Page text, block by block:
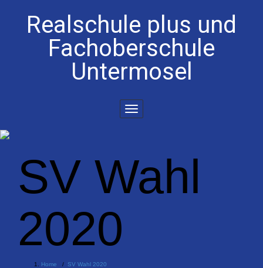
Realschule plus und
Fachoberschule
Untermosel
Toggle
navigation
SV Wahl
2020
Home / SV Wahl 2020